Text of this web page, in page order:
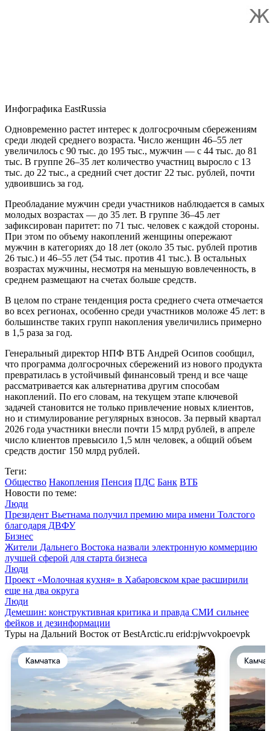
Инфографика EastRussia
Одновременно растет интерес к долгосрочным сбережениям
среди людей среднего возраста. Число женщин 46–55 лет
увеличилось с 90 тыс. до 195 тыс., мужчин — с 44 тыс. до 81
тыс. В группе 26–35 лет количество участниц выросло с 13
тыс. до 22 тыс., а средний счет достиг 22 тыс. рублей, почти
удвоившись за год.
Преобладание мужчин среди участников наблюдается в самых
молодых возрастах — до 35 лет. В группе 36–45 лет
зафиксирован паритет: по 71 тыс. человек с каждой стороны.
При этом по объему накоплений женщины опережают
мужчин в категориях до 18 лет (около 35 тыс. рублей против
26 тыс.) и 46–55 лет (54 тыс. против 41 тыс.). В остальных
возрастах мужчины, несмотря на меньшую вовлеченность, в
среднем размещают на счетах больше средств.
В целом по стране тенденция роста среднего счета отмечается
во всех регионах, особенно среди участников моложе 45 лет: в
большинстве таких групп накопления увеличились примерно
в 1,5 раза за год.
Генеральный директор НПФ ВТБ Андрей Осипов сообщил,
что программа долгосрочных сбережений из нового продукта
превратилась в устойчивый финансовый тренд и все чаще
рассматривается как альтернатива другим способам
накоплений. По его словам, на текущем этапе ключевой
задачей становится не только привлечение новых клиентов,
но и стимулирование регулярных взносов. За первый квартал
2026 года участники внесли почти 15 млрд рублей, в апреле
число клиентов превысило 1,5 млн человек, а общий объем
средств достиг 150 млрд рублей.
Теги:
Общество Накопления Пенсия ПДС Банк ВТБ
Новости по теме:
Люди
Президент Вьетнама получил премию мира имени Толстого
благодаря ДВФУ
Бизнес
Жители Дальнего Востока назвали электронную коммерцию
лучшей сферой для старта бизнеса
Люди
Проект «Молочная кухня» в Хабаровском крае расширили
еще на два округа
Люди
Демешин: конструктивная критика и правда СМИ сильнее
фейков и дезинформации
Туры на Дальний Восток от BestArctic.ru erid:pjwvokpoevpk